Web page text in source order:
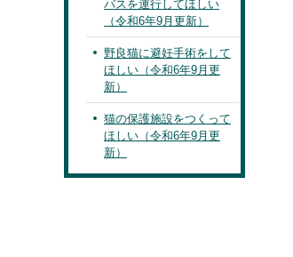
バスを運行してほしい
（令和6年9月更新）
野良猫に避妊手術をして
ほしい（令和6年9月更
新）
猫の保護施設をつくって
ほしい（令和6年9月更
新）